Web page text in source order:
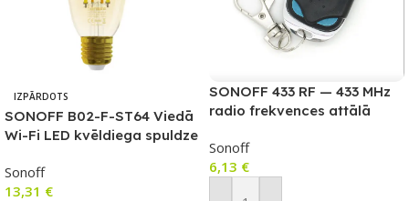
IZPĀRDOTS
SONOFF B02-F-ST64 Viedā
Wi-Fi LED kvēldiega spuldze
Sonoff
13,31 €
SONOFF 433 RF — 433 MHz
radio frekvences attālā
Sonoff
6,13 €